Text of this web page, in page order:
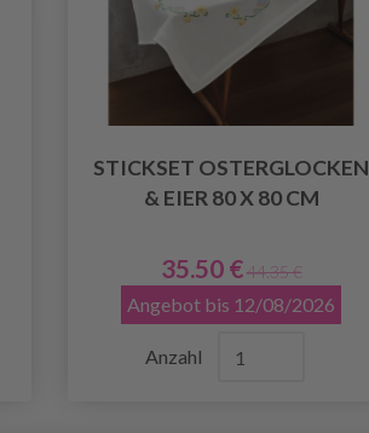
STICKSET OSTERGLOCKEN
& EIER 80 X 80 CM
35.50 € 44.35 €
Angebot bis 12/08/2026
Anzahl